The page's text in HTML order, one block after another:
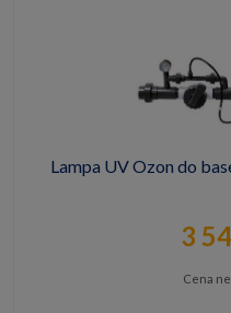
Lampa UV Ozon do
3
Cena